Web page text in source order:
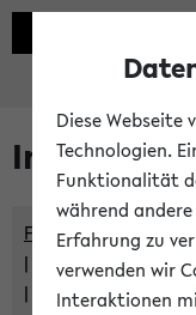
Im eKVV
Freie Räume und
Hinweise der
Diese Webseite
Technologien.
Funktionalität
während
Erfahrung zu
verwenden wir
Interaktionen